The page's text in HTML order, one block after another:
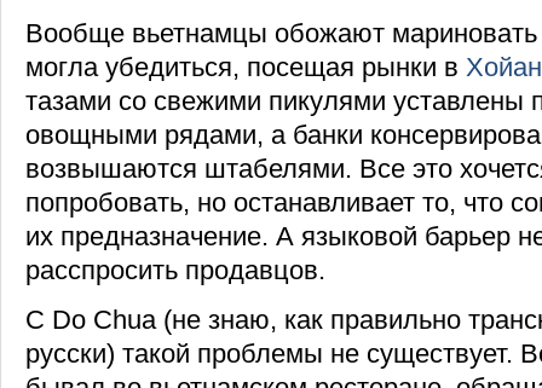
Вообще вьетнамцы обожают
могла убедиться, посещая рынки в
тазами со свежими пикулями уставлены
овощными рядами, а банки
возвышаются штабелями. Все это
попробовать, но останавливает то, что
их предназначение. А языковой барьер
расспросить продавцов.
С Do Chua (не знаю, как правильно
русски) такой проблемы не существует.